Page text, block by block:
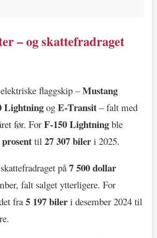
– og skattefradraget
flaggskip –Mustang
Lightning og E‑Transit – falt med
før. ForF‑150 Lightning ble
prosent til 27 307 biler i 2025.
på7 500 dollar
falt salget ytterligere. For
fra5 197 biler i desember 2024 til